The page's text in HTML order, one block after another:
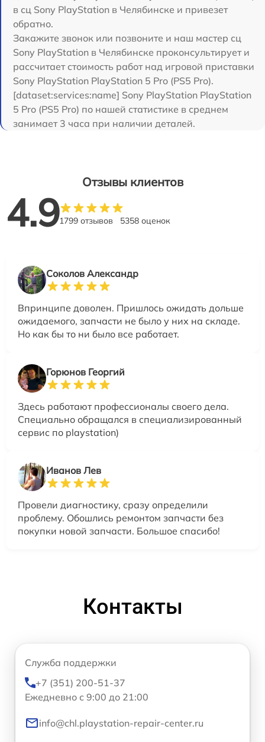
в сц Sony PlayStation в Челябинске и привезет
обратно.
Закажите звонок или позвоните и наш мастер сц
Sony PlayStation в Челябинске проконсультирует и
рассчитает стоимость работ над игровой приставки
Sony PlayStation PlayStation 5 Pro (PS5 Pro).
[dataset:services:name] Sony PlayStation PlayStation
5 Pro (PS5 Pro) по нашей статистике в среднем
занимает 3 часа при наличии деталей.
Отзывы клиентов
4.91799 отзывов 5358 оценок
Соколов Александр
Впринципе доволен. Пришлось ожидать дольше
ожидаемого, запчасти не было у них на складе.
Но как бы то ни было все работает.
Горюнов Георгий
Здесь работают профессионалы своего дела.
Специально обращался в специализированный
сервис по playstation)
Иванов Лев
Провели диагностику, сразу определили
проблему. Обошлись ремонтом запчасти без
покупки новой запчасти. Большое спасибо!
Контакты
Служба поддержки
+7 (351) 200-51-37
Ежедневно с 9:00 до 21:00
info@chl.playstation-repair-center.ru